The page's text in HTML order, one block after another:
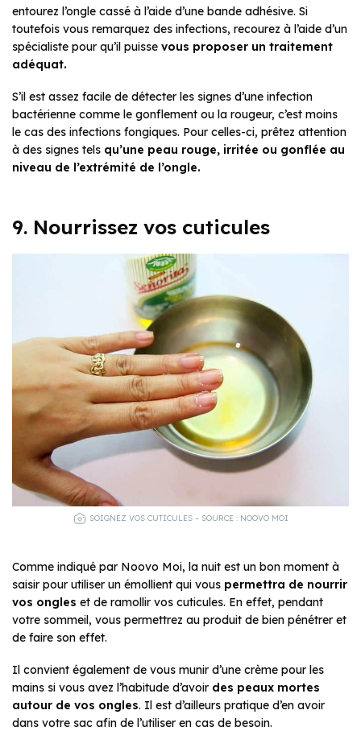
entourez l’ongle cassé à l’aide d’une bande adhésive. Si
toutefois vous remarquez des infections, recourez à l’aide d’un
spécialiste pour qu’il puisse vous proposer un traitement
adéquat.
S’il est assez facile de détecter les signes d’une infection
bactérienne comme le gonflement ou la rougeur, c’est moins
le cas des infections fongiques. Pour celles-ci, prêtez attention
à des signes tels qu’une peau rouge, irritée ou gonflée au
niveau de l’extrémité de l’ongle.
9. Nourrissez vos cuticules
SOIGNEZ VOS CUTICULES – SOURCE : NOOVO MOI
Comme indiqué par Noovo Moi, la nuit est un bon moment à
saisir pour utiliser un émollient qui vous permettra de nourrir
vos ongles et de ramollir vos cuticules. En effet, pendant
votre sommeil, vous permettrez au produit de bien pénétrer et
de faire son effet.
Il convient également de vous munir d’une crème pour les
mains si vous avez l’habitude d’avoir des peaux mortes
autour de vos ongles. Il est d’ailleurs pratique d’en avoir
dans votre sac afin de l’utiliser en cas de besoin.